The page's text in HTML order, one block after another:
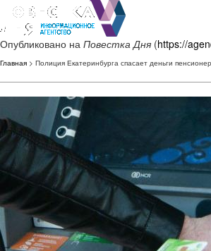
Опубликовано на Повестка Дня (https://
Главная > Полиция Екатеринбурга спасает деньги